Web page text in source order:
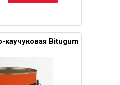
каучуковая Bitugum